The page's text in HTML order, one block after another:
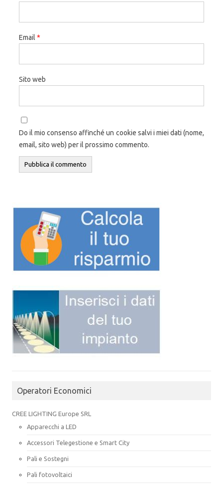
Email *
Sito web
Do il mio consenso affinché un cookie salvi i miei dati (nome,
email, sito web) per il prossimo commento.
Operatori Economici
CREE LIGHTING Europe SRL
Apparecchi a LED
Accessori Telegestione e Smart City
Pali e Sostegni
Pali fotovoltaici